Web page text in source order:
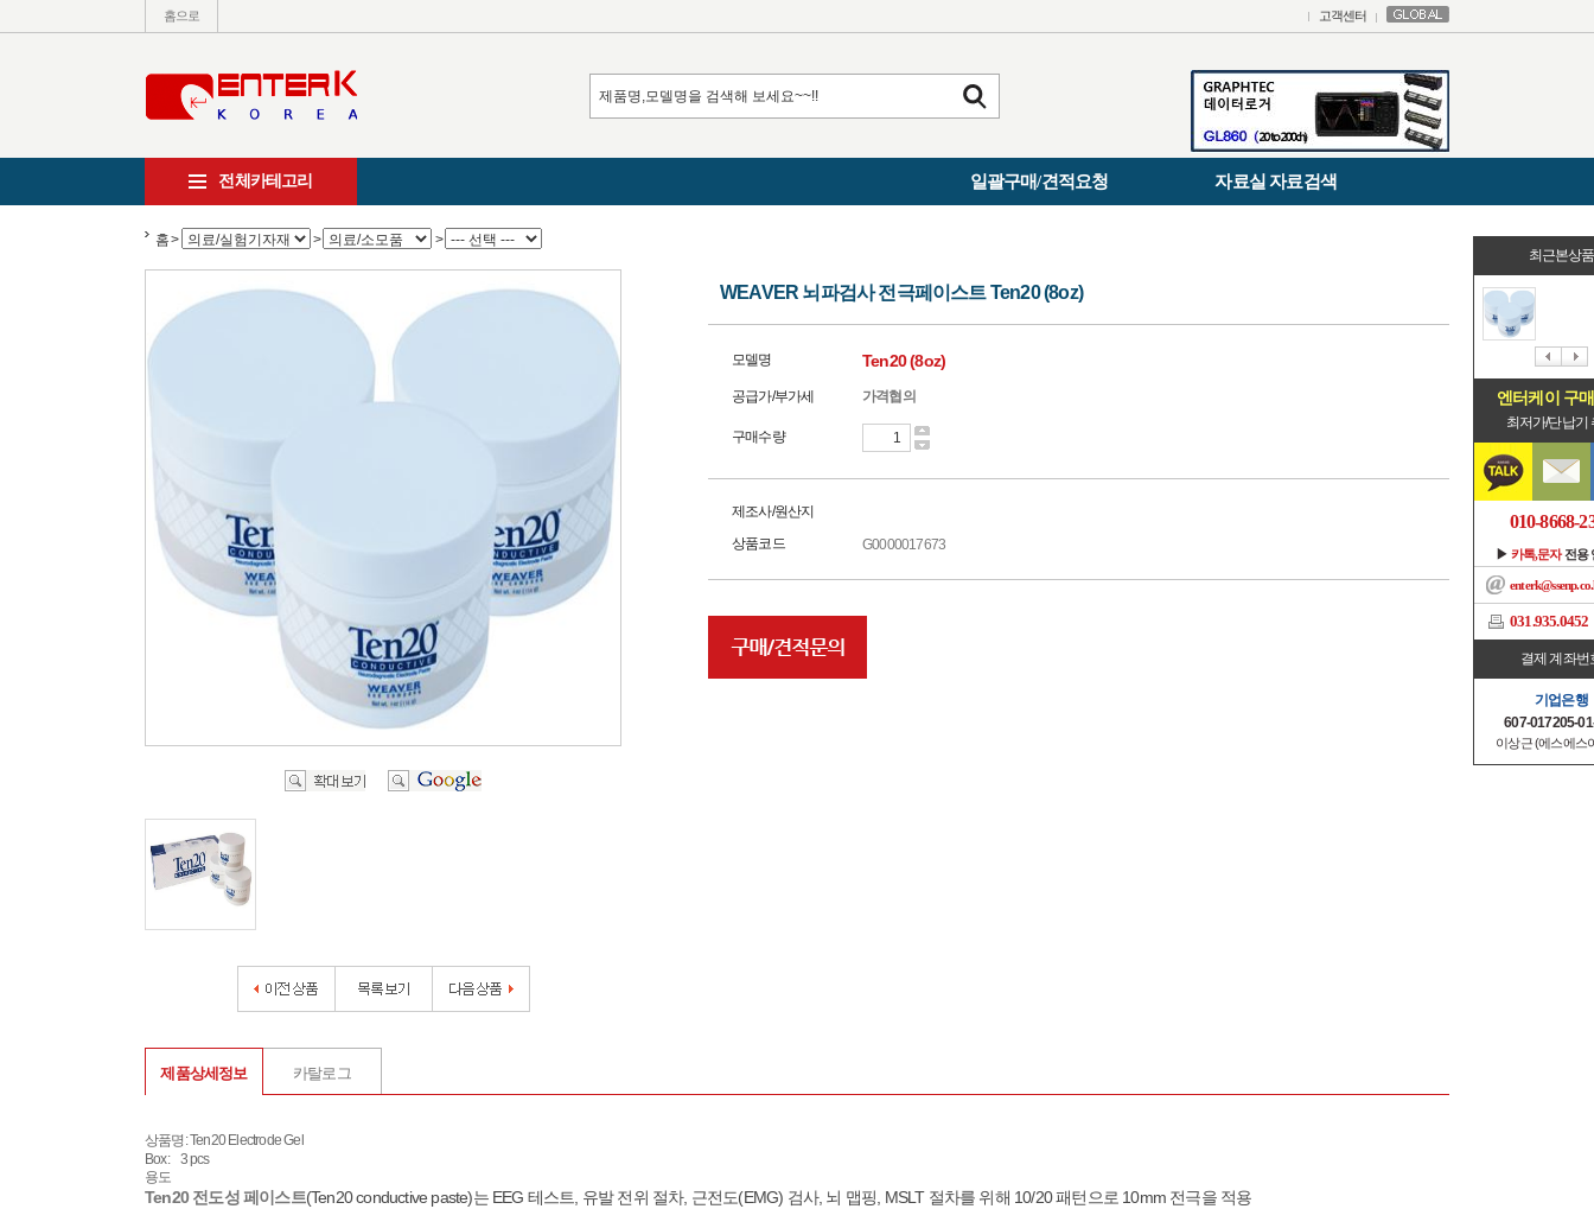
홈으로 고객센터
전체카테고리 일괄구매/견적요청 자료실 자료검색
홈> > >
WEAVER 뇌파검사 전극페이스트 Ten20 (8oz)
모델명 Ten20 (8oz)
공급가/부가세 가격협의
구매수량
제조사/원산지
상품코드
G0000017673
제품상세정보 카탈로그
상품명: Ten20 Electrode Gel
Box: 3 pcs
용도
Ten20 전도성 페이스트(Ten20 conductive paste)는 EEG 테스트, 유발 전위 절차, 근전도(EMG) 검사, 뇌 맵핑, MSLT 절차를 위해 10/20 패턴으로 10mm 전극을 적용
최근본상품
엔터케이 구
최저가/단납기
010-8668-
▶ 카톡,문자전용
031.935.0452
결제 계좌번
기업은행
607-017205-
이상근 (에스에스